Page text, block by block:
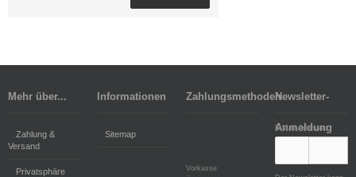
Mehr über...
Zahlung &
Versand
Privatsphäre
Informationen
Sitemap
Zahlungsmethoden
Vorkasse
Newsletter-
Anmeldung
E-Mail-Adresse: